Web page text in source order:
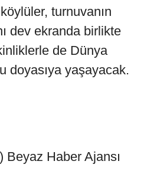
turnuvanın
dev ekranda birlikte
de Dünya
doyasıya yaşayacak.
Haber Ajansı